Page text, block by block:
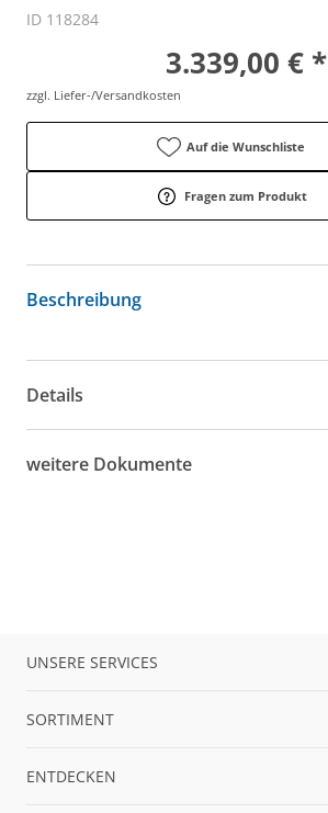
ID 118284
3.339,00 € *
zzgl. Liefer-/Versandkosten
Auf die Wunschliste
Fragen zum Produkt
Beschreibung
Details
weitere Dokumente
UNSERE SERVICES
SORTIMENT
ENTDECKEN